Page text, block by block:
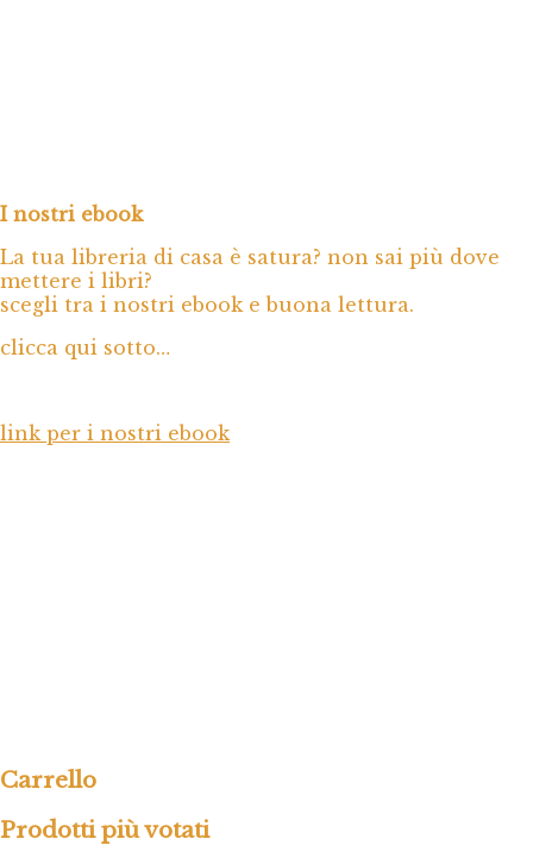
I nostri ebook
La tua libreria di casa è satura? non sai più dove
mettere i libri?
scegli tra i nostri ebook e buona lettura.
clicca qui sotto…
link per i nostri ebook
Carrello
Prodotti più votati